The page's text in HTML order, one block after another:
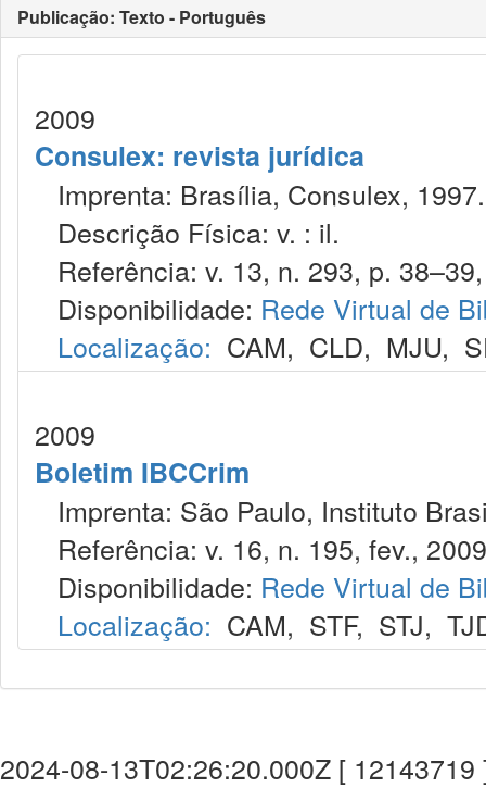
Publicação: Texto - Português
2009
Consulex: revista jurídica
Imprenta: Brasília, Consulex, 1997.
Descrição Física: v. : il.
Referência: v. 13, n. 293, p.
Disponibilidade: Rede Virtual de
Localização: CAM, CLD, MJU,
2009
Boletim IBCCrim
Imprenta: São Paulo, Instituto
Referência: v. 16, n. 195, fev.,
Disponibilidade: Rede Virtual de
Localização: CAM, STF, STJ,
2024-08-13T02:26:20.000Z [ 12143719